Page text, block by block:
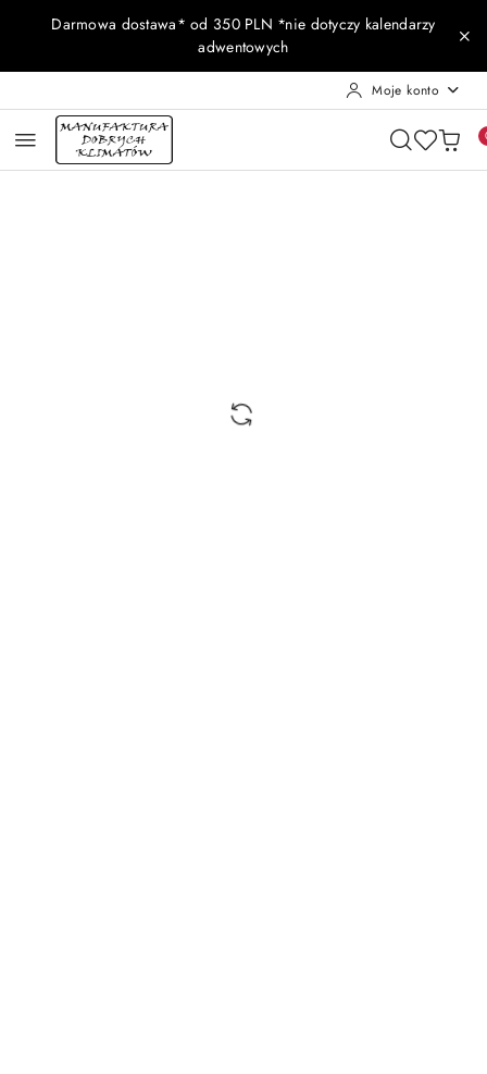
Przejdź do treści głównej
Przejdź do wyszukiwarki
Przejdź do moje konto
Przejdź do menu głównego
Przejdź do opisu produktu
Przejdź do stopki
Darmowa dostawa* od 350 PLN *nie dotyczy kalendarzy
adwentowych
Moje konto